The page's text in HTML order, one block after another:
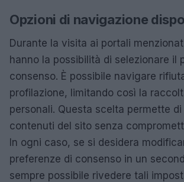
Opzioni di navigazione
Durante la visita ai portali
hanno la possibilità di selezionare il
consenso. È possibile navigare
profilazione, limitando così la
personali. Questa scelta permette
contenuti del sito senza
In ogni caso, se si desidera
preferenze di consenso in un
sempre possibile rivedere tali